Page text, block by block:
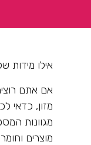
אילו מידות
אם אתם
מזון, כדאי
מגוונות
מוצרים